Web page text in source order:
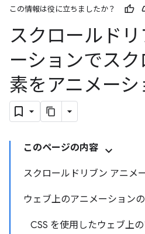
この情報は役に立ちましたか？
スクロールド
ーションでス
素をアニメーシ
このページの内容
スクロールドリブン アニメ
ウェブ上のアニメーション
CSS を使用したウェブ上